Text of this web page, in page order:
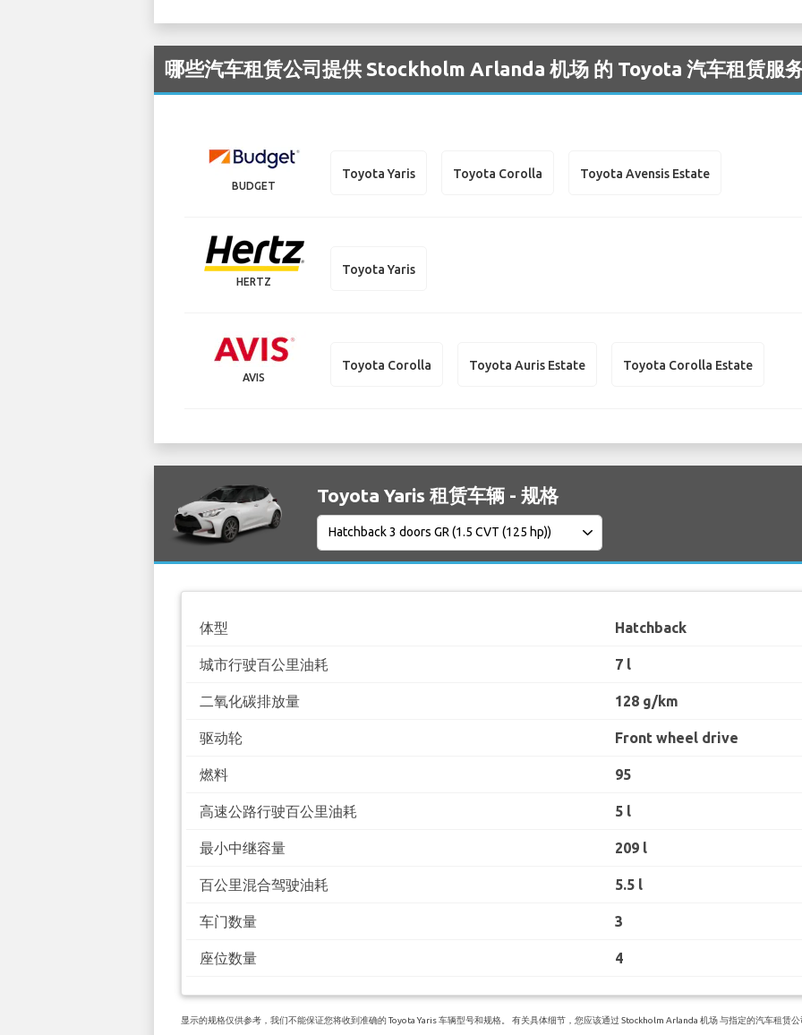
哪些汽车租赁公司提供 Stockholm Arlanda 机场 的 Toyota 汽车租赁服
BUDGET
Toyota Yaris Toyota Corolla Toyota Avensis Estate
HERTZ
Toyota Yaris
AVIS
Toyota Corolla Toyota Auris Estate Toyota Corolla Estate
Toyota Yaris 租赁车辆 - 规格
体型 Hatchback
城市行驶百公里油耗 7 l
二氧化碳排放量 128 g/km
驱动轮 Front wheel drive
燃料 95
高速公路行驶百公里油耗 5 l
最小中继容量 209 l
百公里混合驾驶油耗 5.5 l
车门数量 3
座位数量 4
显示的规格仅供参考，我们不能保证您将收到准确的 Toyota Yaris 车辆型号和规格。 有关具体细节，您应该通过 Stockholm Arlanda 机场 与指定的汽车租赁